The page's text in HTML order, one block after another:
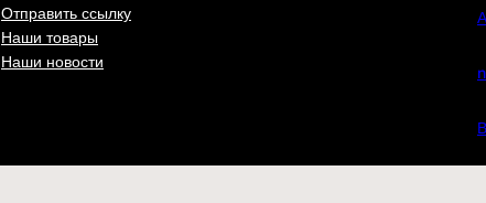
Отправить ссылку
Наши товары
Наши новости